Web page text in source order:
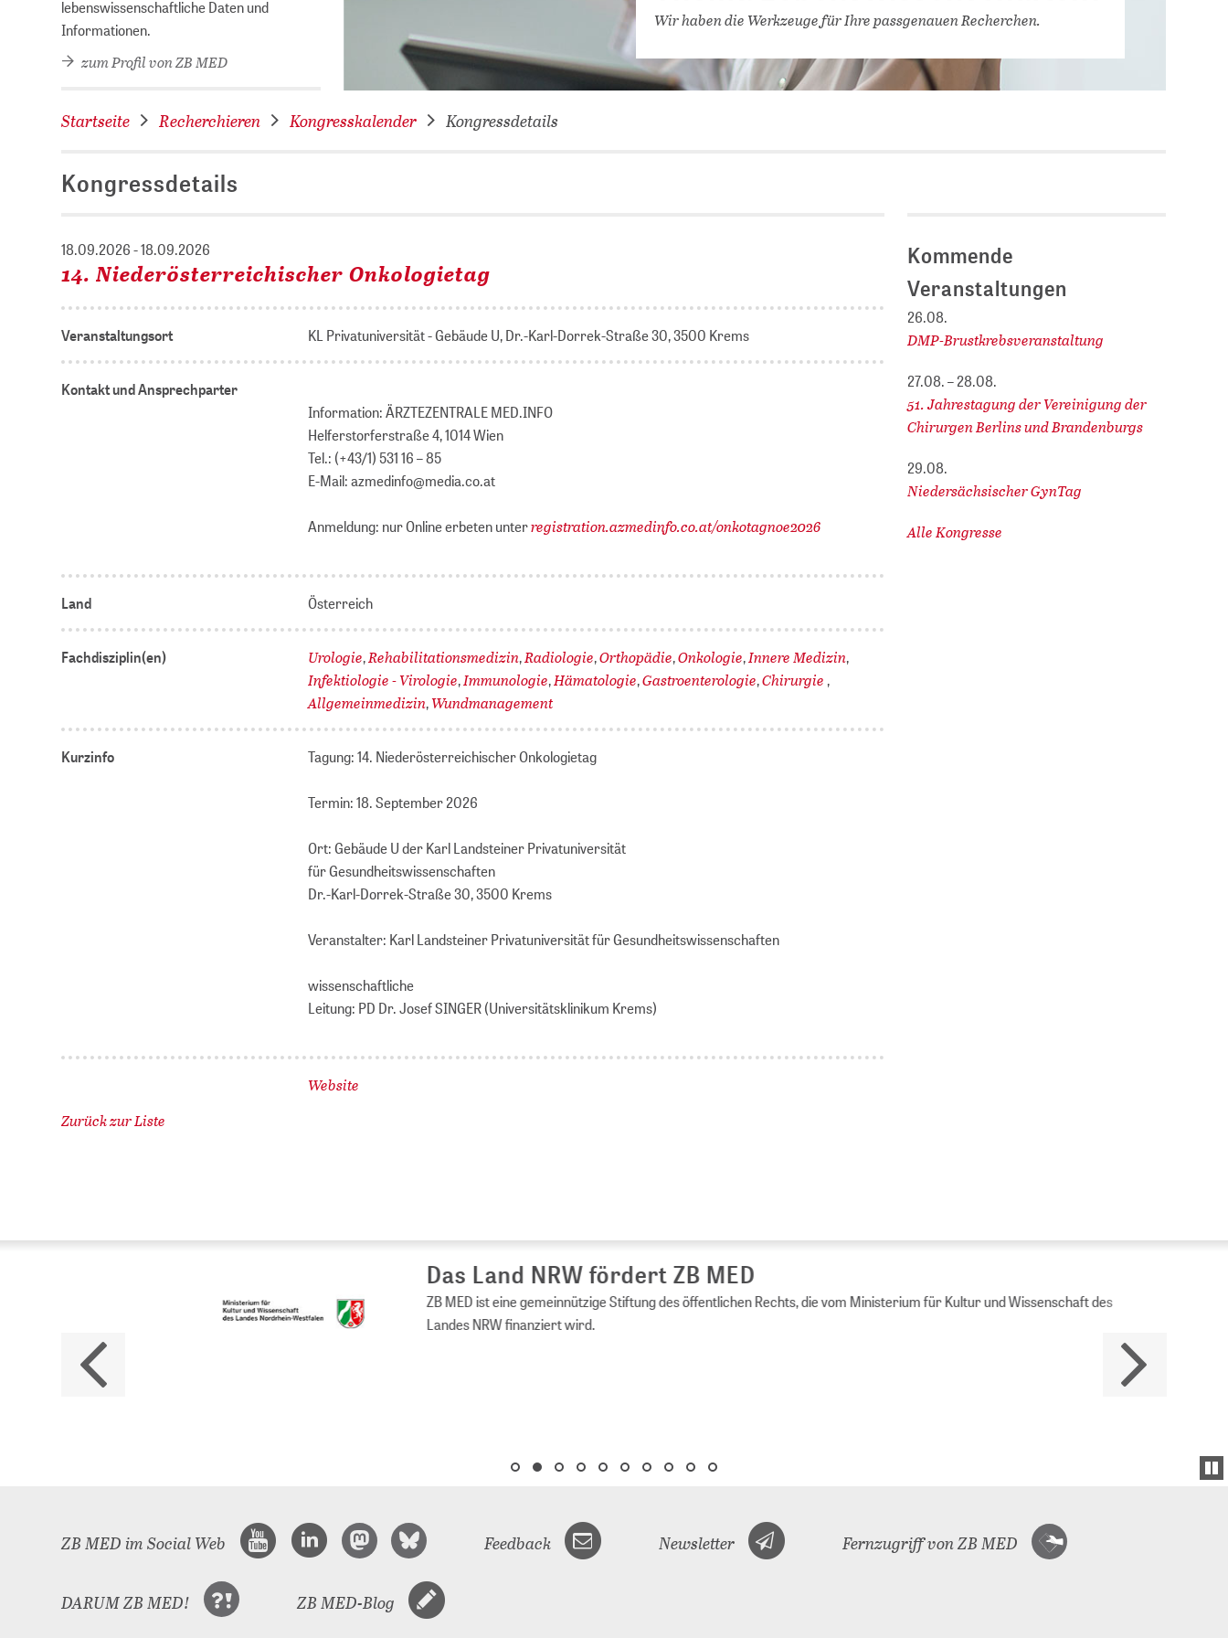
VERNETZEN: WIR FÜR SIE
DATENBANKEN (DBIS)
DIGITALE SAMMLUNGEN
Abschlussarbeiten bei
lebenswissenschaftliche Daten und
Informationen.
zum Profil von ZB MED
Wir haben die Werkzeuge für Ihre passgenauen Recherchen.
Startseite Recherchieren Kongresskalender Kongressdetails
Kongressdetails
18.09.2026 - 18.09.2026
14. Niederösterreichischer Onkologietag
Veranstaltungsort KL Privatuniversität - Gebäude U, Dr.-Karl-Dorrek-Straße 30, 3500 Krems
Kontakt und Ansprechparter
Information: ÄRZTEZENTRALE MED.INFO
Helferstorferstraße 4, 1014 Wien
Tel.: (+43/1) 531 16 – 85
E-Mail: azmedinfo@media.co.at
Anmeldung: nur Online erbeten unterregistration.azmedinfo.co.at/onkotagnoe2026
Land Österreich
Fachdisziplin(en) Urologie,Rehabilitationsmedizin,Radiologie,Orthopädie,Onkologie,Innere Medizin,
Infektiologie - Virologie,Immunologie,Hämatologie,Gastroenterologie,Chirurgie ,
Allgemeinmedizin,Wundmanagement
Kurzinfo Tagung: 14. Niederösterreichischer Onkologietag
Termin: 18. September 2026
Ort: Gebäude U der Karl Landsteiner Privatuniversität
für Gesundheitswissenschaften
Dr.-Karl-Dorrek-Straße 30, 3500 Krems
Veranstalter: Karl Landsteiner Privatuniversität für Gesundheitswissenschaften
wissenschaftliche
Leitung: PD Dr. Josef SINGER (Universitätsklinikum Krems)
Website
Zurück zur Liste
Kommende
Veranstaltungen
26.08.
DMP-Brustkrebsveranstaltung
27.08. – 28.08.
51. Jahrestagung der Vereinigung der
Chirurgen Berlins und Brandenburgs
29.08.
Niedersächsischer GynTag
Alle Kongresse
Das Land NRW fördert ZB MED
ZB MED ist eine gemeinnützige Stiftung des öffentlichen Rechts, die vom Ministerium für Kultur und Wissenschaft des
Landes NRW finanziert wird.
ZB MED im Social Web Feedback Newsletter Fernzugriff von ZB MED
DARUM ZB MED! ZB MED-Blog